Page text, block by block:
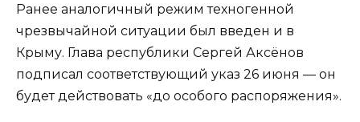
Ранее аналогичный режим техногенной
чрезвычайной ситуации был введен и в
Крыму. Глава республики Сергей Аксёнов
подписал соответствующий указ 26 июня — он
будет действовать «до особого распоряжения».